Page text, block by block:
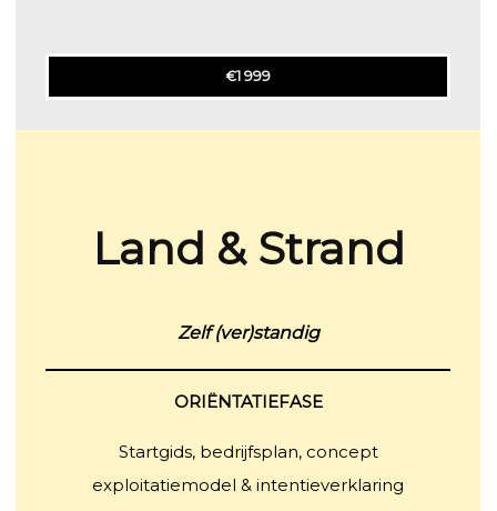
€1 999
Land & Strand
Zelf (ver)standig
ORIËNTATIEFASE
Startgids, bedrijfsplan, concept
exploitatiemodel & intentieverklaring